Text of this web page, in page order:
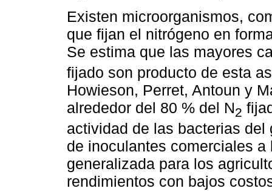
Existen microorganismos,
que fijan el nitrógeno en
Se estima que las mayores
fijado son producto de esta
Howieson, Perret, Antoun y
alrededor del 80 % del N2
actividad de las bacterias
de inoculantes comerciales
generalizada para los
rendimientos con bajos